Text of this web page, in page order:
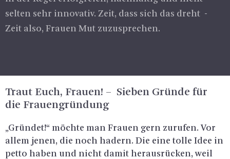
selten sehr innovativ. Zeit, dass sich das dreht -
Zeit also, Frauen Mut zuzusprechen.
Traut Euch, Frau­en! – Sie­ben Grün­de für
die Frau­en­grün­dung
„Grün­det!“ möch­te man Frau­en gern zu­ru­fen. Vor
allem jenen, die noch ha­dern. Die eine tolle Idee in
petto haben und nicht damit her­aus­rü­cken, weil